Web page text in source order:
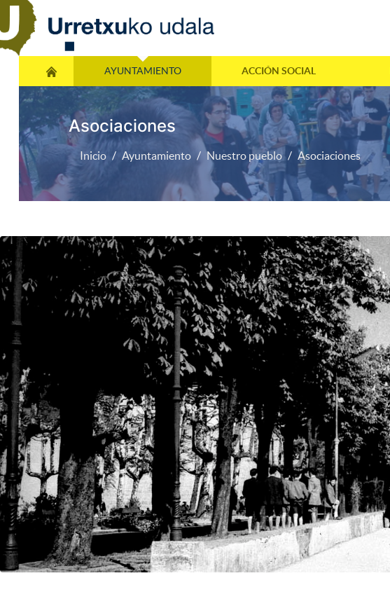
AYUNTAMIENTO ACCIÓN SOCIAL
Asociaciones
Inicio Ayuntamiento Nuestro pueblo Asociaciones